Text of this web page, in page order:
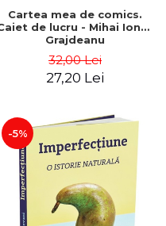
Cartea mea de comics.
de lucru - Mihai Ionut
Grajdeanu
32,00 Lei
27,20 Lei
-5%